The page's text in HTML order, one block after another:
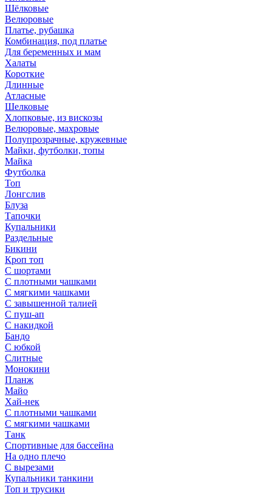
Шёлковые
Велюровые
Платье, рубашка
Комбинация, под платье
Для беременных и мам
Халаты
Короткие
Длинные
Атласные
Шелковые
Хлопковые, из вискозы
Велюровые, махровые
Полупрозрачные, кружевные
Майки, футболки, топы
Майка
Футболка
Топ
Лонгслив
Блуза
Тапочки
Купальники
Раздельные
Бикини
Кроп топ
С шортами
С плотными чашками
С мягкими чашками
С завышенной талией
С пуш-ап
С накидкой
Бандо
С юбкой
Слитные
Монокини
Планж
Майо
Хай-нек
С плотными чашками
С мягкими чашками
Танк
Спортивные для бассейна
На одно плечо
С вырезами
Купальники танкини
Топ и трусики